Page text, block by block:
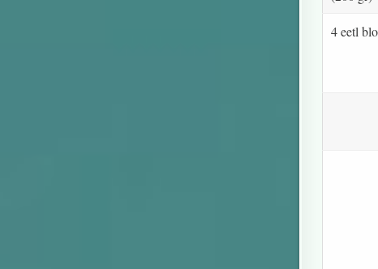
4 eetl